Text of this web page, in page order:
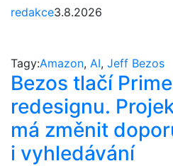
redakce3.8.2026
Tagy:Amazon, AI, Jeff Bezos
Bezos tlačí
redesignu.
má změnit
i vyhledávání